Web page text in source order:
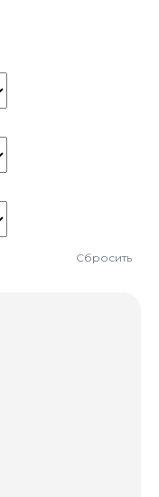
Сбросить